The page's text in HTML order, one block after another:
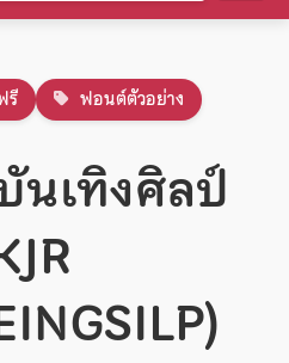
รี ฟอนต์ตัวอย่าง
นเทิงศิลป์